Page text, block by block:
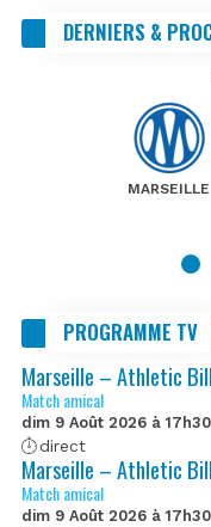
DERNIERS &
MARSEILLE
PROGRAMME TV
Marseille – Athletic
Match amical
dim 9 Août 2026 à 17h30
direct
Marseille – Athletic
Match amical
dim 9 Août 2026 à 17h30